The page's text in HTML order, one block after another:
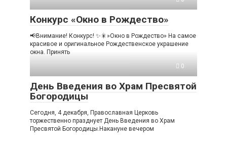
Конкурс «Окно в Рождество»
📢Внимание! Конкурс! ✨🎇»Окно в Рождество» На самое
красивое и оригинальное Рождественское украшение
окна. Принять
0
День Введения во Храм Пресвятой
Богородицы
Сегодня, 4 декабря, Православная Церковь
торжественно празднует День Введения во Храм
Пресвятой Богородицы.Накануне вечером